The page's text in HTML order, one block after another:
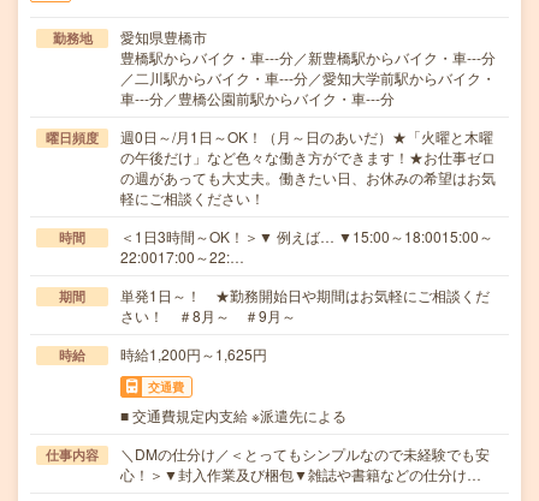
勤務地
愛知県豊橋市
豊橋駅からバイク・車---分／新豊橋駅からバイク・車---分
／二川駅からバイク・車---分／愛知大学前駅からバイク・
車---分／豊橋公園前駅からバイク・車---分
曜日頻度
週0日～/月1日～OK！（月～日のあいだ）★「火曜と木曜
の午後だけ」など色々な働き方ができます！★お仕事ゼロ
の週があっても大丈夫。働きたい日、お休みの希望はお気
軽にご相談ください！
時間
＜1日3時間～OK！＞▼ 例えば… ▼15:00～18:0015:00～
22:0017:00～22:…
期間
単発1日～！ ★勤務開始日や期間はお気軽にご相談くだ
さい！ ＃8月～ ＃9月～
時給 時給1,200円～1,625円
交通費
■ 交通費規定内支給 ※派遣先による
仕事内容
＼DMの仕分け／＜とってもシンプルなので未経験でも安
心！＞▼封入作業及び梱包▼雑誌や書籍などの仕分け…